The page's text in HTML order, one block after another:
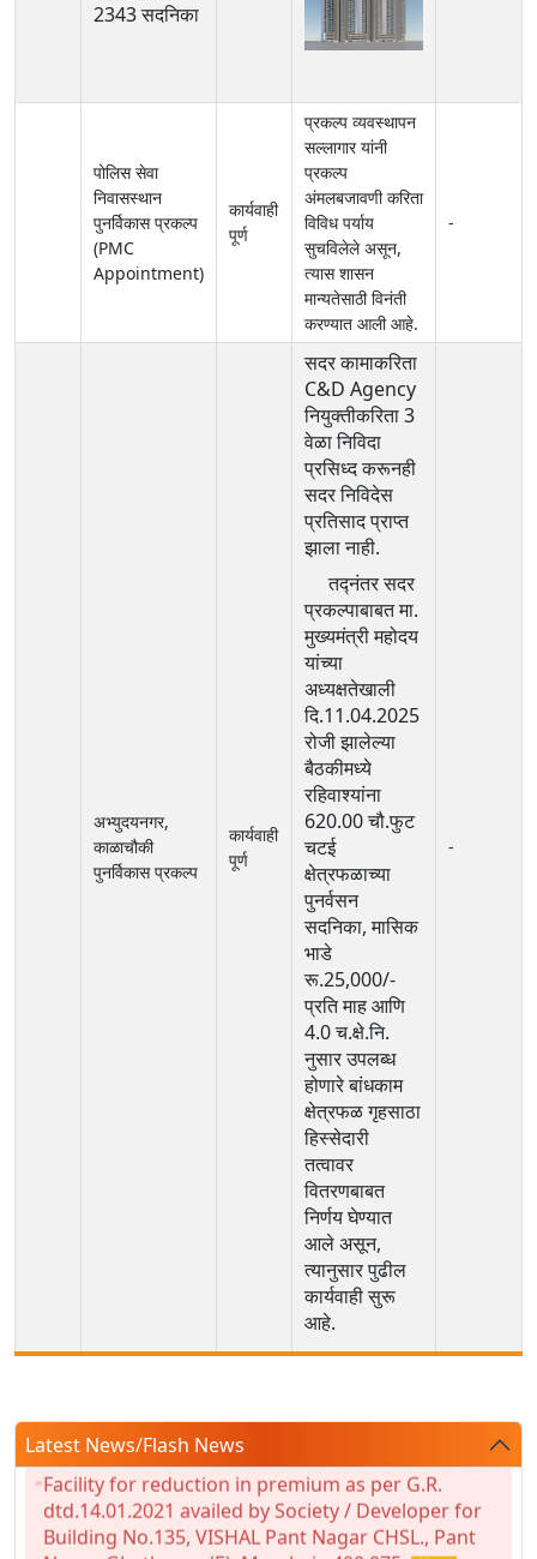
2343 सदनिका
पोलिस सेवा
निवासस्थान
पुनर्विकास प्रकल्प
(PMC
Appointment)
कार्यवाही
पूर्ण
प्रकल्प व्यवस्थापन
सल्लागार यांनी
प्रकल्प
अंमलबजावणी करिता
विविध पर्याय
सुचविलेले असून,
त्यास शासन
मान्यतेसाठी विनंती
करण्यात आली आहे.
-
अभ्युदयनगर,
काळाचौकी
पुनर्विकास प्रकल्प
कार्यवाही
पूर्ण
सदर कामाकरिता
C&D Agency
नियुक्तीकरिता 3
वेळा निविदा
प्रसिध्द करूनही
सदर निविदेस
प्रतिसाद प्राप्त
झाला नाही.
तद्नंतर सदर
प्रकल्पाबाबत मा.
मुख्यमंत्री महोदय
यांच्या
अध्यक्षतेखाली
दि.11.04.2025
रोजी झालेल्या
बैठकीमध्ये
रहिवाश्यांना
620.00 चौ.फुट
चटई
क्षेत्रफळाच्या
पुनर्वसन
सदनिका, मासिक
भाडे
रू.25,000/-
प्रति माह आणि
4.0 च.क्षे.नि.
नुसार उपलब्ध
होणारे बांधकाम
क्षेत्रफळ गृहसाठा
हिस्सेदारी
तत्वावर
वितरणबाबत
निर्णय घेण्यात
आले असून,
त्यानुसार पुढील
कार्यवाही सुरू
आहे.
-
Latest News/Flash News
Facility for reduction in premium as per G.R.
dtd.14.01.2021 availed by Society / Developer for
Building No.135, VISHAL Pant Nagar CHSL., Pant
Nagar, Ghatkopar (E), Mumbai - 400 075.